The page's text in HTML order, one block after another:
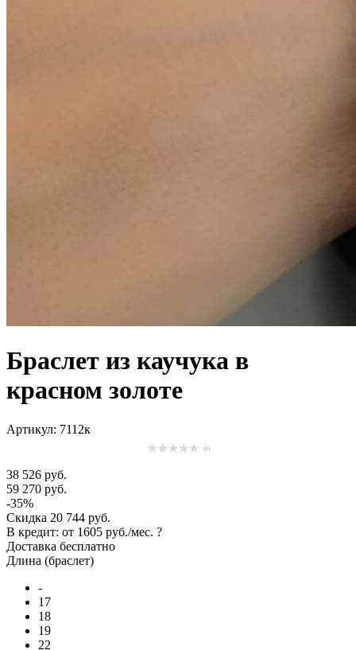
Браслет из каучука в
красном золоте
Артикул: 7112к
(0)
38 526 руб.
59 270 руб.
-35%
Скидка 20 744 руб.
В кредит: от 1605 руб./мес. ?
Доставка бесплатно
Длина (браслет)
-
17
18
19
22